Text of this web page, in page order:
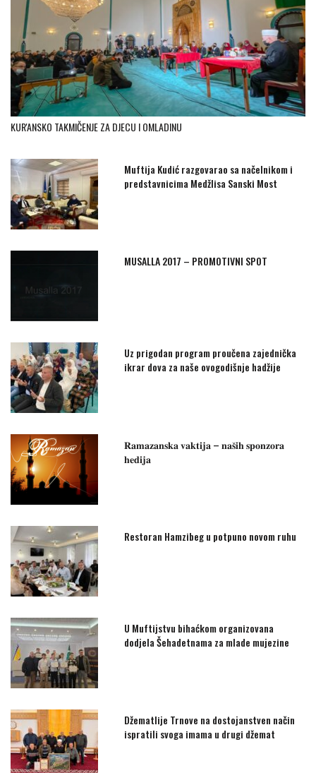
KUR'ANSKO TAKMIČENJE ZA DJECU I OMLADINU
Muftija Kudić razgovarao sa načelnikom i
predstavnicima Medžlisa Sanski Most
MUSALLA 2017 – PROMOTIVNI SPOT
Uz prigodan program proučena zajednička
ikrar dova za naše ovogodišnje hadžije
𝐑𝐚𝐦𝐚𝐳𝐚𝐧𝐬𝐤𝐚 𝐯𝐚𝐤𝐭𝐢𝐣𝐚 – 𝐧𝐚𝐬̌𝐢𝐡 𝐬𝐩𝐨𝐧𝐳𝐨𝐫𝐚
𝐡𝐞𝐝𝐢𝐣𝐚
Restoran Hamzibeg u potpuno novom ruhu
U Muftijstvu bihaćkom organizovana
dodjela Šehadetnama za mlade mujezine
Džematlije Trnove na dostojanstven način
ispratili svoga imama u drugi džemat